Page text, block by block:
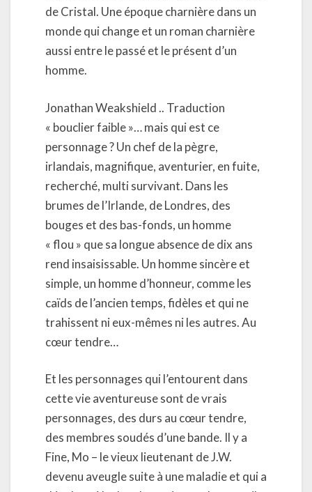
de Cristal. Une époque charnière dans un
monde qui change et un roman charnière
aussi entre le passé et le présent d’un
homme.
Jonathan Weakshield .. Traduction
« bouclier faible »… mais qui est ce
personnage ? Un chef de la pègre,
irlandais, magnifique, aventurier, en fuite,
recherché, multi survivant. Dans les
brumes de l’Irlande, de Londres, des
bouges et des bas-fonds, un homme
« flou » que sa longue absence de dix ans
rend insaisissable. Un homme sincère et
simple, un homme d’honneur, comme les
caïds de l’ancien temps, fidèles et qui ne
trahissent ni eux-mêmes ni les autres. Au
cœur tendre…
Et les personnages qui l’entourent dans
cette vie aventureuse sont de vrais
personnages, des durs au cœur tendre,
des membres soudés d’une bande. Il y a
Fine, Mo – le vieux lieutenant de J.W.
devenu aveugle suite à une maladie et qui a